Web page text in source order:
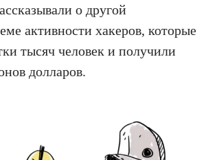
о другой
активности хакеров, которые
тысяч человек и получили
долларов.